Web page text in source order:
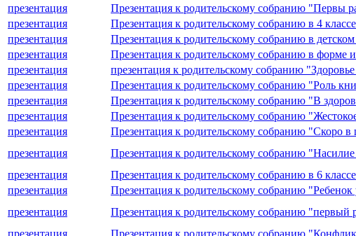
презентация
Презентация к родительскому собранию "Первы
презентация
Презентация к родительскому собранию в 4
презентация
Презентация к родительскому собранию в
презентация
Презентация к родительскому собранию в форме
презентация
презентация к родительскому собранию
презентация
Презентация к родительскому собранию "Роль
презентация
Презентация к родительскому собранию "В
презентация
Презентация к родительскому собранию
презентация
Презентация к родительскому собранию "Скоро в
презентация
Презентация к родительскому собранию
презентация
Презентация к родительскому собранию в 6
презентация
Презентация к родительскому собранию
презентация
Презентация к родительскому собранию "первый